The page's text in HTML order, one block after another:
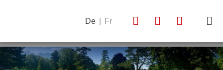
De Fr